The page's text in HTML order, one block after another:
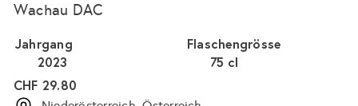
Wachau DAC
Flaschengrösse
75 cl
Jahrgang
2023
Normaler
CHF 29.80